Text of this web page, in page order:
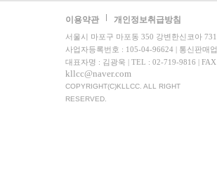
이용약관 개인정보취급방침
서울시 마포구 마포동 350 강변한신코아
사업자등록번호 : 105-04-96624 | 통신판매
대표자명 : 김광욱 | TEL : 02-719-9816 |
kllcc@naver.com
COPYRIGHT(C)KLLCC. ALL RIGHT
RESERVED.